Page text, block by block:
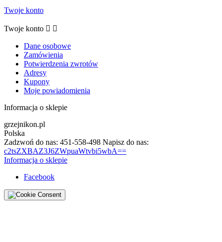
Twoje konto
Twoje konto  
Dane osobowe
Zamówienia
Potwierdzenia zwrotów
Adresy
Kupony
Moje powiadomienia
Informacja o sklepie
grzejnikon.pl
Polska
Zadzwoń do nas: 451-558-498 Napisz do nas:
c2tsZXBAZ3J6ZWpuaWtvbi5wbA==
Informacja o sklepie
Facebook